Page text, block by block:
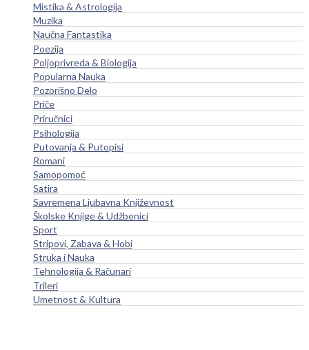
Mistika & Astrologija
Muzika
Naučna Fantastika
Poezija
Poljoprivreda & Biologija
Popularna Nauka
Pozorišno Delo
Priče
Priručnici
Psihologija
Putovanja & Putopisi
Romani
Samopomoć
Satira
Savremena Ljubavna Književnost
Školske Knjige & Udžbenici
Sport
Stripovi, Zabava & Hobi
Struka i Nauka
Tehnologija & Računari
Trileri
Umetnost & Kultura